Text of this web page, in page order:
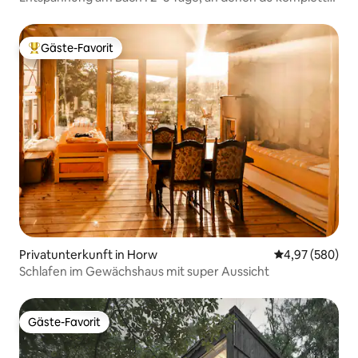
Beliebter Gäste-Favorit.
Gäste-Favorit
Privatunterkunft in Horw
4,97 (580)
Schlafen im Gewächshaus mit super Aussicht
Gäste-Favorit
Gäste-Favorit